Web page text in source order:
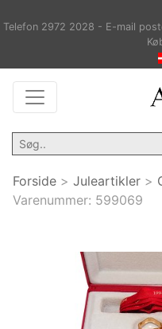
Telefon 2972 2028 - E-mail
Forside > Juleartikler >
Varenummer: 599069